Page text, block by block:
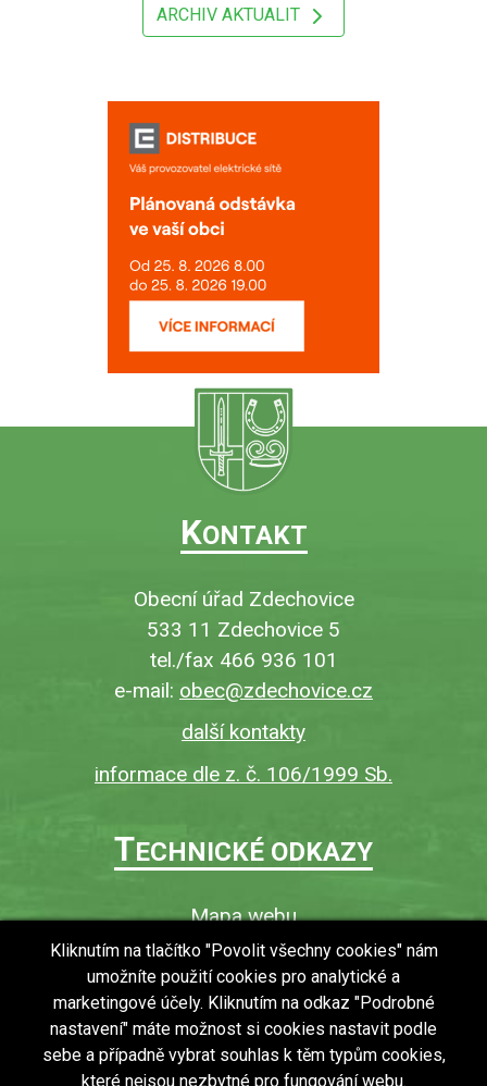
ARCHIV AKTUALIT
KONTAKT
Obecní úřad Zdechovice
533 11 Zdechovice 5
tel./fax 466 936 101
e-mail: obec@zdechovice.cz
další kontakty
informace dle z. č. 106/1999 Sb.
TECHNICKÉ ODKAZY
Mapa webu
O webu
Povinně zveřejňované informace
Ochrana osobních údajů (GDPR)
Vyhledávání
Kliknutím na tlačítko "Povolit všechny cookies" nám
umožníte použití cookies pro analytické a
marketingové účely. Kliknutím na odkaz "Podrobné
nastavení" máte možnost si cookies nastavit podle
sebe a případně vybrat souhlas k těm typům cookies,
které nejsou nezbytné pro fungování webu.